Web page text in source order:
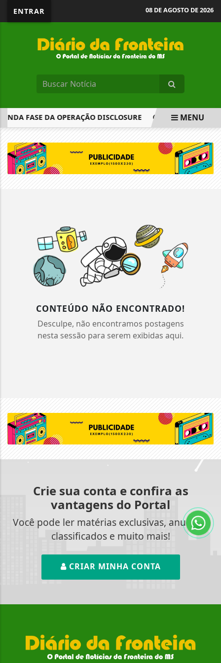
ENTRAR 08 DE AGOSTO DE 2026
FASE DA OPERAÇÃO DISCLOSURE MINISTRO DO
MENU
CONTEÚDO NÃO ENCONTRADO!
Desculpe, não encontramos postagens
nesta sessão para serem exibidas aqui.
Crie sua conta e confira as
vantagens do Portal
Você pode ler matérias exclusivas, anunciar
classificados e muito mais!
CRIAR MINHA CONTA